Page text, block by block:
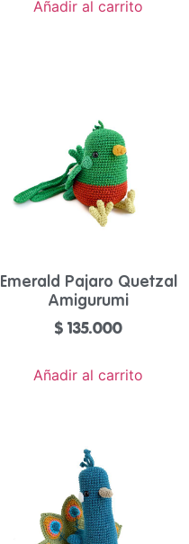
Añadir al carrito
Emerald Pajaro Quetzal
Amigurumi
$ 135.000
Añadir al carrito